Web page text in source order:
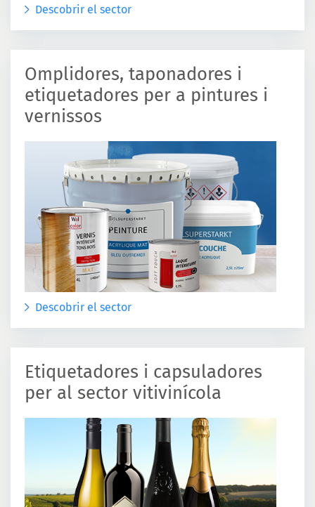
Descobrir el sector
Omplidores, taponadores i
etiquetadores per a pintures i
vernissos
Descobrir el sector
Etiquetadores i capsuladores
per al sector vitivinícola